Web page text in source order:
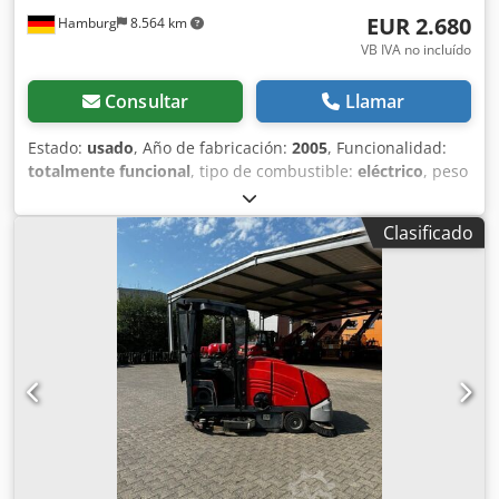
Hamburg 8.564 km EUR 2.680
VB IVA no incluído
Consultar Llamar
Estado: usado, Año de fabricación: 2005, Funcionalidad:
totalmente funcional, tipo de combustible: eléctrico, peso
, longitud total:
construcción:1.050 mm, tipo de accionamiento:Elektro,
ancho de construcción:1.100 mm, Máquina barredora-
aspiradora Estado: Lista para su uso y totalmente
operativa Estado técnico: normal Neumáticos delanteros,
tamaño: 3.00-4 Dkedezmbi Rspfx Ai Uor Descripción:
Además de este modelo Hako, tenemos aproximadamente
200 elevadores de carga pesada, elevadores compactos,
carretillas elevadoras y elevadores laterales en nuestro
almacén de Hamburgo y Gdansk. Visite nuestra página
web: sago-online. El alquiler con opción a compra y la
financiación en condiciones favorables son posibles en
cualquier momento. También compramos su maquinaria
Clasificado